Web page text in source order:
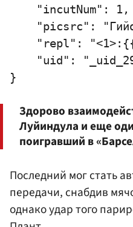
    "incutNum": 1,
"picsrc":
"repl":
"uid":
Здорово
Луйиндула и еще
поигравший в
Последний мог стать
передачи, снабдив
однако удар того